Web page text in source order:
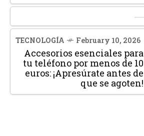
TECNOLOGÍA February 10, 2026
Accesorios esenciales para
tu teléfono por menos de 10
euros: ¡Apresúrate antes de
que se agoten!